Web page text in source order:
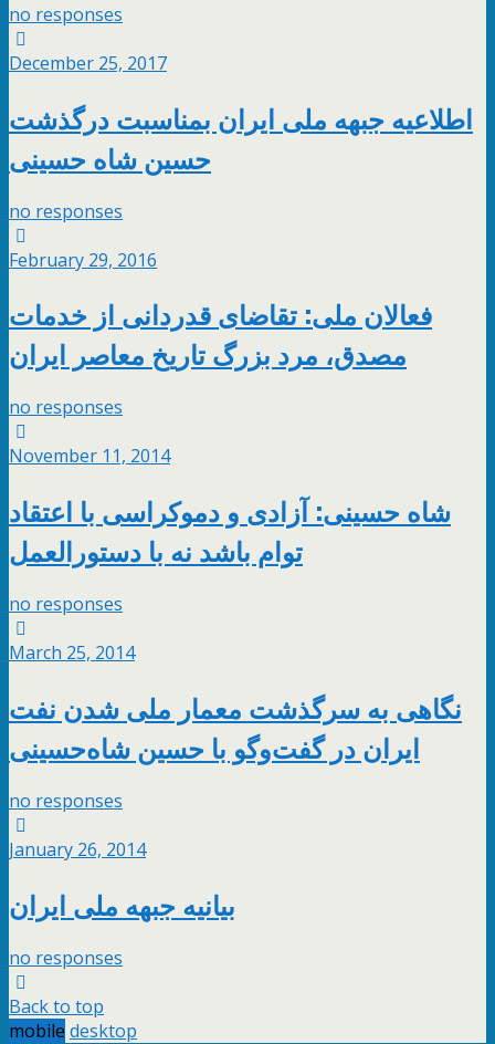
no responses
December 25, 2017
اطلاعیه جبهه ملی ایران بمناسبت درگذشت
حسین شاه حسینی
no responses
February 29, 2016
فعالان ملی: تقاضای قدردانی از خدمات
مصدق، مرد بزرگ تاریخ معاصر ایران
no responses
November 11, 2014
شاه حسینی: آزادی و دموکراسی با اعتقاد
توام باشد نه با دستورالعمل
no responses
March 25, 2014
نگاهی به سرگذشت معمار ملی شدن نفت
ایران در گفت‌وگو با حسین شاه‌حسینی
no responses
January 26, 2014
بیانیه جبهه ملی ایران
no responses
Back to top
mobile desktop